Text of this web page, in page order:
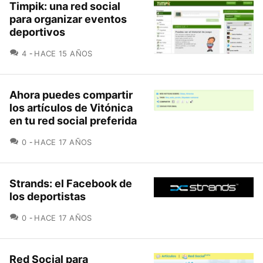
Timpik: una red social
para organizar eventos
deportivos
4 COMENTARIOS
HACE 15 AÑOS
Ahora puedes compartir
los artículos de Vitónica
en tu red social preferida
0 COMENTARIOS
HACE 17 AÑOS
Strands: el Facebook de
los deportistas
0 COMENTARIOS
HACE 17 AÑOS
Red Social para